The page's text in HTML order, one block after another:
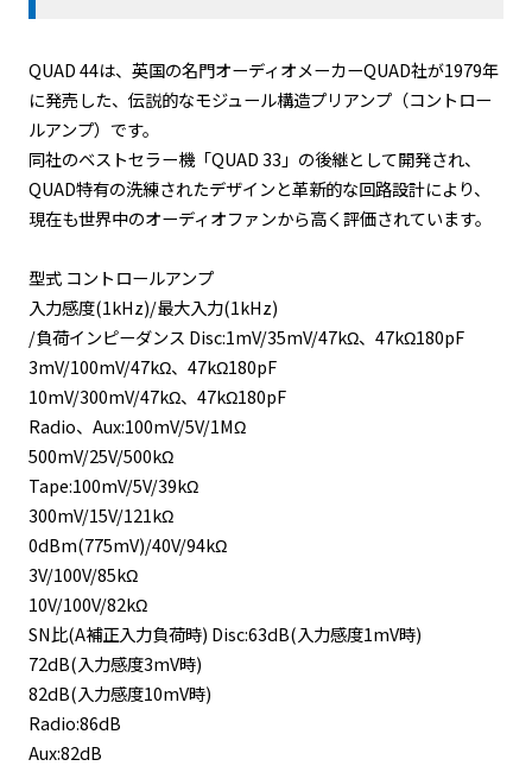
QUAD 44は、英国の名門オーディオメーカーQUAD社が1979年
に発売した、伝説的なモジュール構造プリアンプ（コントロー
ルアンプ）です。
同社のベストセラー機「QUAD 33」の後継として開発され、
QUAD特有の洗練されたデザインと革新的な回路設計により、
現在も世界中のオーディオファンから高く評価されています。
型式 コントロールアンプ
入力感度(1kHz)/最大入力(1kHz)
/負荷インピーダンス Disc:1mV/35mV/47kΩ、47kΩ180pF
3mV/100mV/47kΩ、47kΩ180pF
10mV/300mV/47kΩ、47kΩ180pF
Radio、Aux:100mV/5V/1MΩ
500mV/25V/500kΩ
Tape:100mV/5V/39kΩ
300mV/15V/121kΩ
0dBm(775mV)/40V/94kΩ
3V/100V/85kΩ
10V/100V/82kΩ
SN比(A補正入力負荷時) Disc:63dB(入力感度1mV時)
72dB(入力感度3mV時)
82dB(入力感度10mV時)
Radio:86dB
Aux:82dB